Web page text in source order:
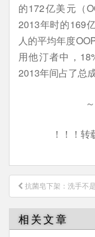
的172亿美元（
2013年时的169
人的平均年度
用他汀者中，
2013年间占了总
！！！
文
章
导
航
抗菌皂下架：洗手不
相关文章